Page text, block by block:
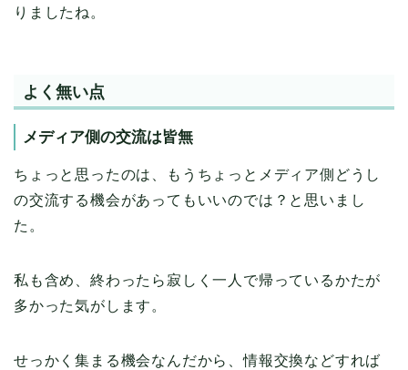
りましたね。
よく無い点
メディア側の交流は皆無
ちょっと思ったのは、もうちょっとメディア側どうし
の交流する機会があってもいいのでは？と思いまし
た。
私も含め、終わったら寂しく一人で帰っているかたが
多かった気がします。
せっかく集まる機会なんだから、情報交換などすれば